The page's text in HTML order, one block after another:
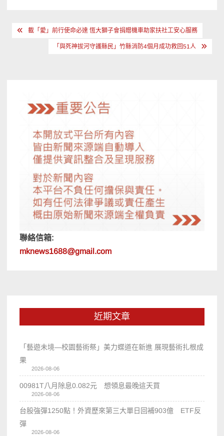
文 載「愛」前行使命必達 恆大獅子會捐贈機車助家扶社工安心服務
「與死神拔河守護縣民」竹縣消防4個月成功救回51人
聯絡信箱:
mknews1688@gmail.com
近期文章
「藝遊未境—校園藝術祭」美力蝶道在新進 展現藝術扎根成
果
2026-08-06
00981T八月除息0.082元 想領息最晚這天買
2026-08-06
台股強彈1250點！外資歷來第三大單日回補903億 ETF反
彈
2026-08-06